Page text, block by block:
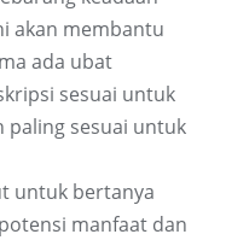
akan membantu
ada ubat
sesuai untuk
paling sesuai untuk
untuk bertanya
manfaat dan